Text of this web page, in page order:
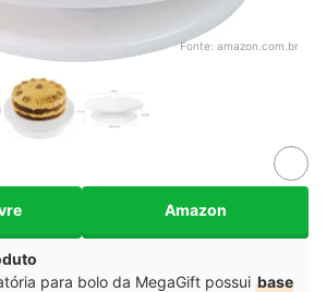
Fonte: amazon.com.br
Amazon
para bolo da MegaGift possui base